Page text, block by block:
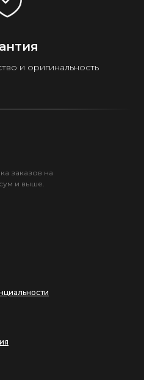
и оригинальность
заказов на
и выше.